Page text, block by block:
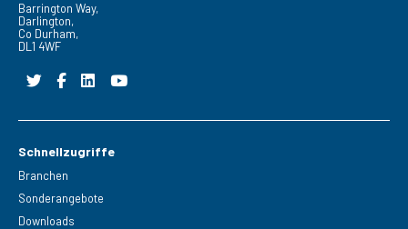
Barrington Way,
Darlington,
Co Durham,
DL1 4WF
Schnellzugriffe
Branchen
Sonderangebote
Downloads